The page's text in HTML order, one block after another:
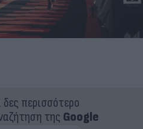
δες περισσότερο
της Google